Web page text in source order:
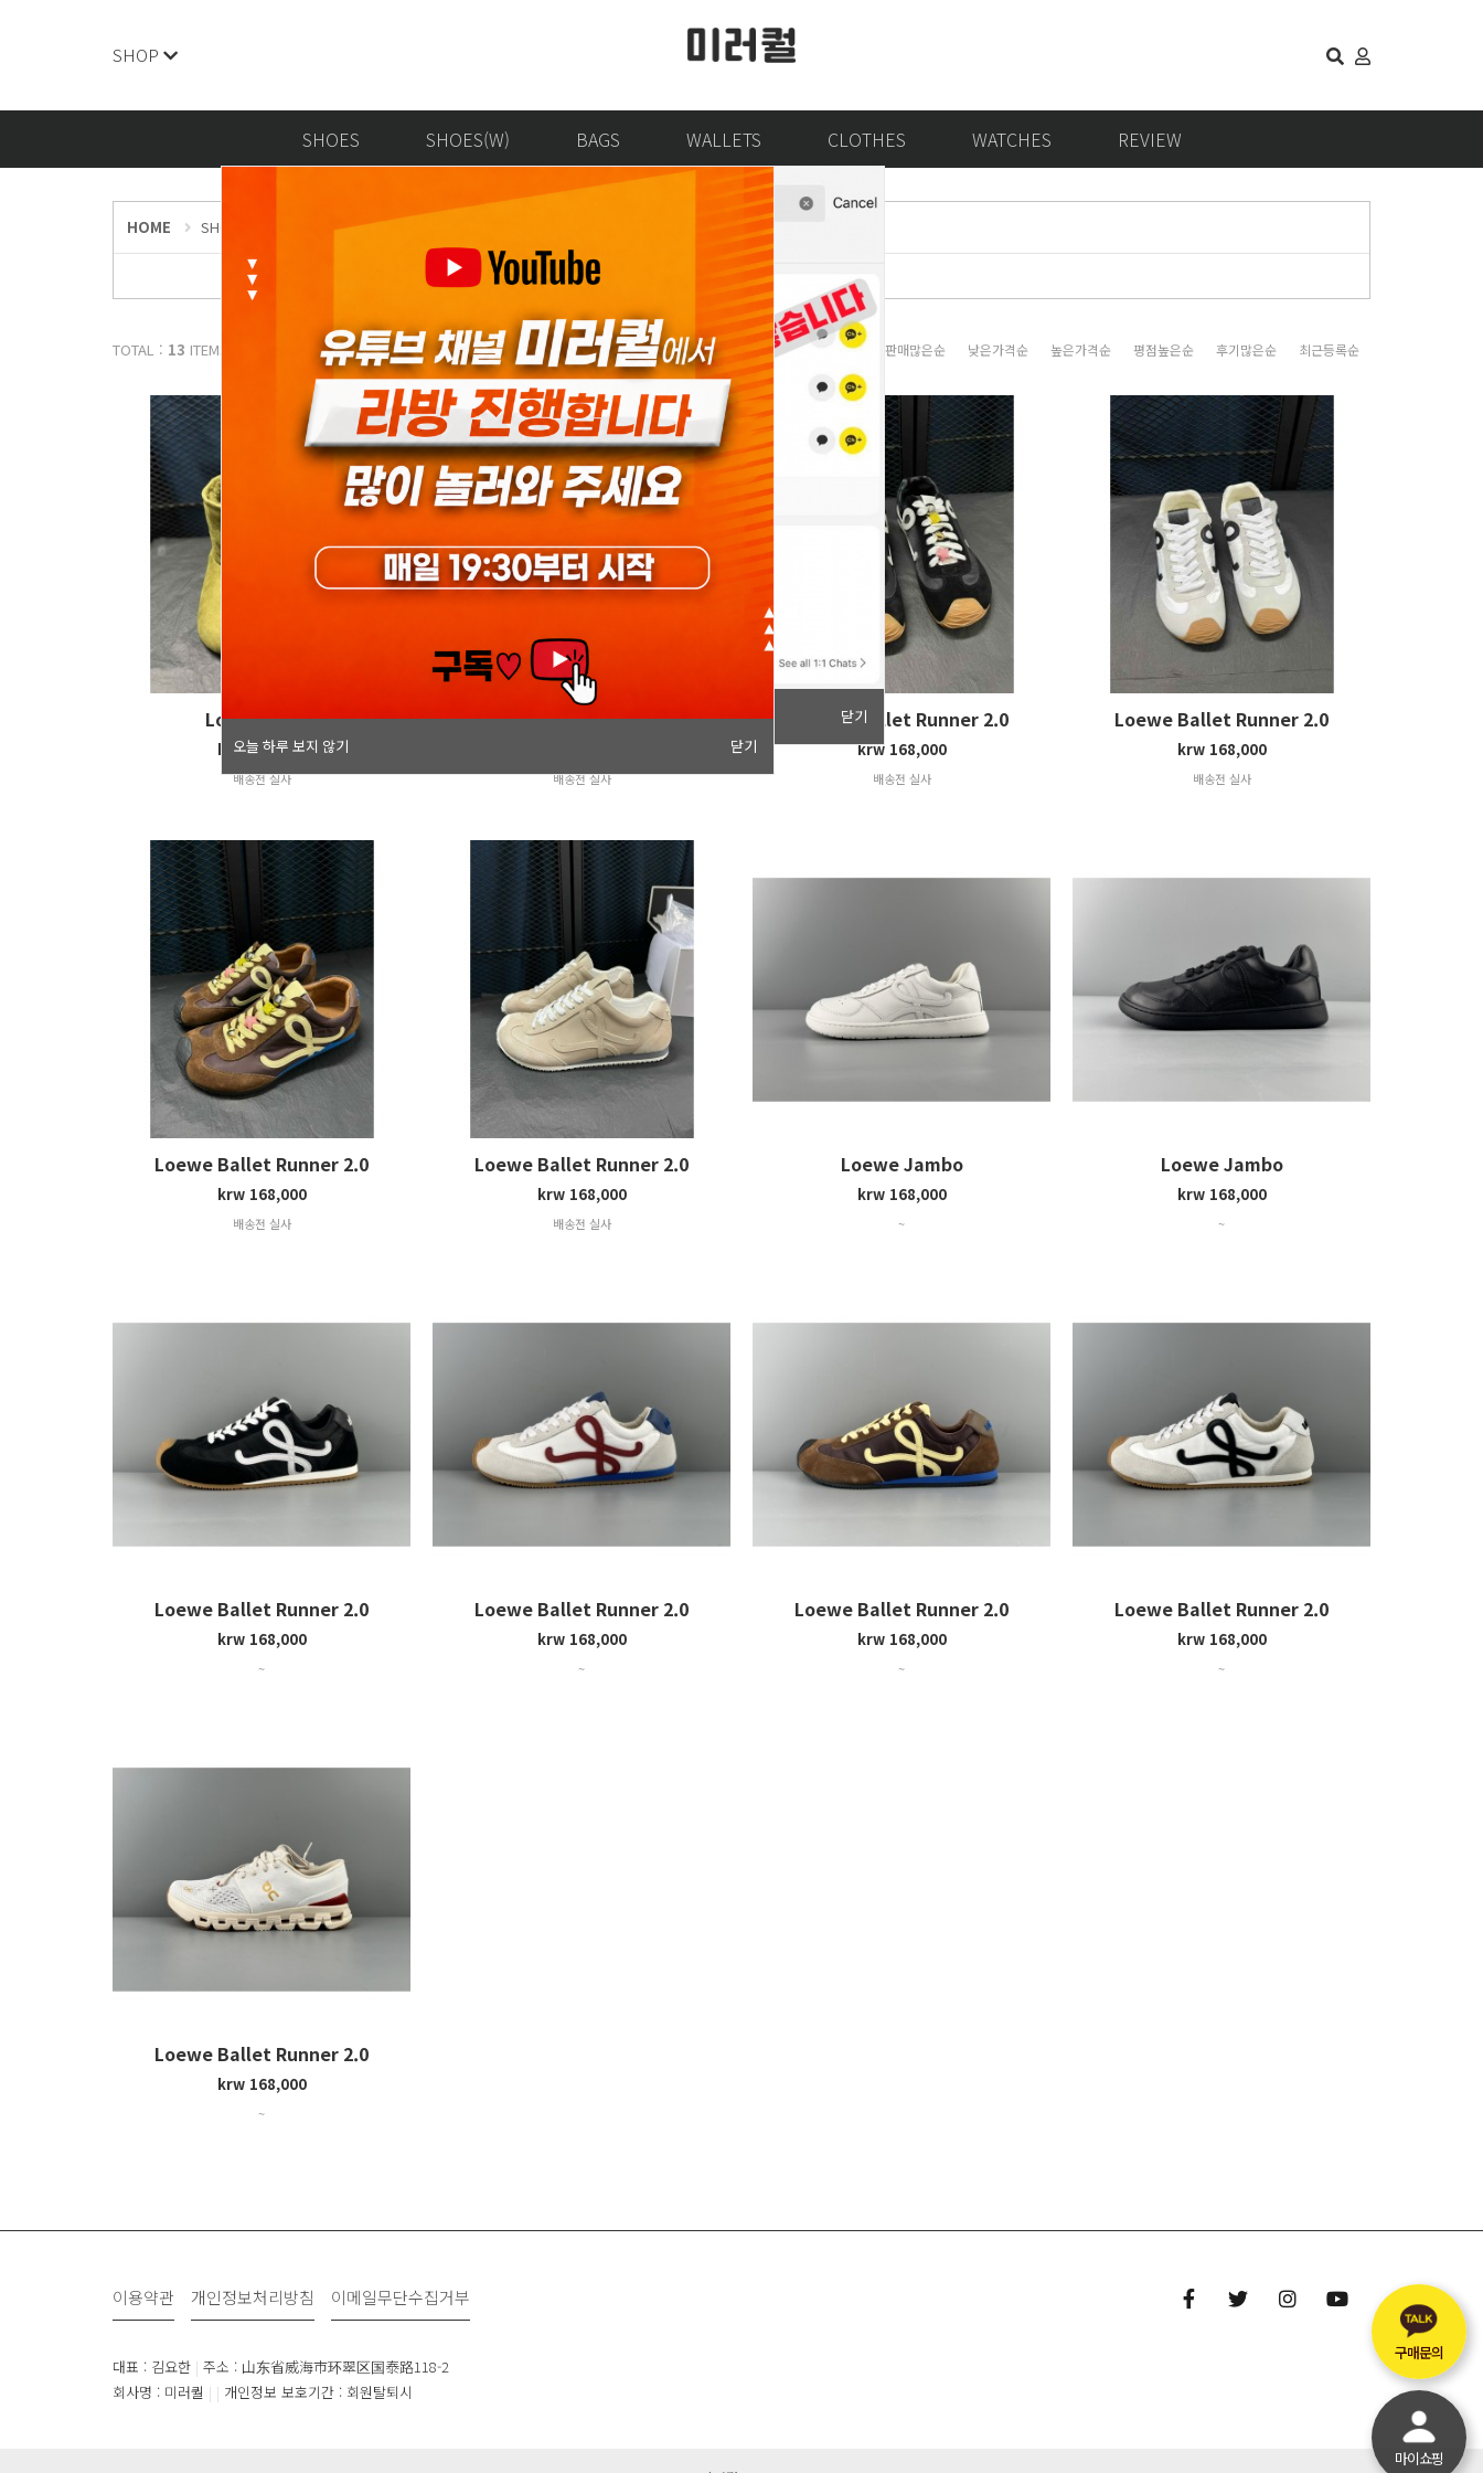
오늘 하루 보지 않기
닫기
오늘 하루 보지 않기
닫기
SHOP
SHOES SHOES(W) BAGS WALLETS CLOTHES WATCHES REVIEW
HOME SHOES 로에베 / LOEWE
TOTAL : 13 ITEMS 판매많은순 낮은가격순 높은가격순 평점높은순 후기많은순 최근등록순
Loewe Boots
krw 198,000
배송전 실사
Loewe Flow Runner
배송전 실사
Loewe Ballet Runner 2.0
krw 168,000
배송전 실사
Loewe Ballet Runner 2.0
krw 168,000
배송전 실사
Loewe Ballet Runner 2.0
krw 168,000
배송전 실사
Loewe Ballet Runner 2.0
krw 168,000
배송전 실사
Loewe Jambo
krw 168,000
~
Loewe Jambo
krw 168,000
~
Loewe Ballet Runner 2.0
krw 168,000
~
Loewe Ballet Runner 2.0
krw 168,000
~
Loewe Ballet Runner 2.0
krw 168,000
~
Loewe Ballet Runner 2.0
krw 168,000
~
Loewe Ballet Runner 2.0
krw 168,000
~
이용약관 개인정보처리방침 이메일무단수집거부
대표 : 김요한 | 주소 : 山东省威海市环翠区国泰路118-2
회사명 : 미러퀄 | | 개인정보 보호기간 : 회원탈퇴시
구매문의
마이쇼핑